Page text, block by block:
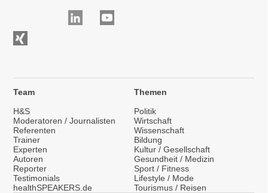
Team
H&S
Moderatoren / Journalisten
Referenten
Trainer
Experten
Autoren
Reporter
Testimonials
healthSPEAKERS.de
Themen
Politik
Wirtschaft
Wissenschaft
Bildung
Kultur / Gesellschaft
Gesundheit / Medizin
Sport / Fitness
Lifestyle / Mode
Tourismus / Reisen